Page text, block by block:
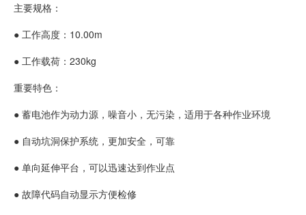
主要规格：
● 工作高度：10.00m
● 工作载荷：230kg
重要特色：
● 蓄电池作为动力源，噪音小，无污染，适用于各种作业环境
● 自动坑洞保护系统，更加安全，可靠
● 单向延伸平台，可以迅速达到作业点
● 故障代码自动显示方便检修